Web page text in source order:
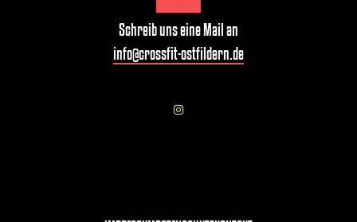
Schreib uns eine Mail an
info@crossfit-ostfildern.de